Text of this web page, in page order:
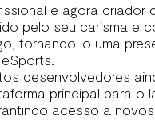
e agora criador
pelo seu carisma e
tornando-o uma
desenvolvedores
principal para o
acesso a